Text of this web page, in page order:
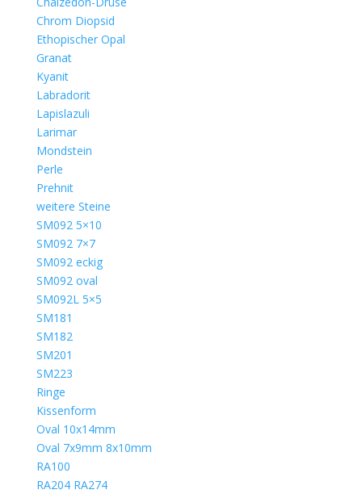
Chrom Diopsid
Ethopischer Opal
Granat
Kyanit
Labradorit
Lapislazuli
Larimar
Mondstein
Perle
Prehnit
weitere Steine
SM092 5×10
SM092 7×7
SM092 eckig
SM092 oval
SM092L 5×5
SM181
SM182
SM201
SM223
Ringe
Kissenform
Oval 10x14mm
Oval 7x9mm 8x10mm
RA100
RA204 RA274